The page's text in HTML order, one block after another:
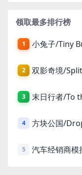
领取最多排行榜
1 小兔子/Tiny
2
3 末日行者/To
4 方块公国/
5 汽车经销商